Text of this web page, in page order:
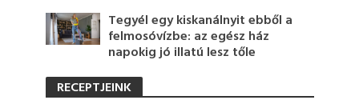
Tegyél egy kiskanálnyit ebből a
felmosóvízbe: az egész ház
napokig jó illatú lesz tőle
RECEPTJEINK